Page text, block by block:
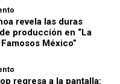
revela las duras
producción en “La
México”
regresa a la pantalla: